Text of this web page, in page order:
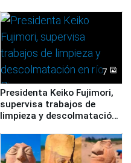
7
Presidenta Keiko Fujimori,
supervisa trabajos de
limpieza y descolmatación